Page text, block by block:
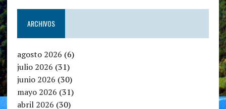
ARCHIVOS
agosto 2026 (6)
julio 2026 (31)
junio 2026 (30)
mayo 2026 (31)
abril 2026 (30)